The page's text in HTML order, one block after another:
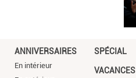
ANNIVERSAIRES
En intérieur
SPÉCIAL
VACANCES